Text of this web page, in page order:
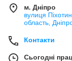
м. Дніпро
вулиця
область,
Контакти
Сьогодні